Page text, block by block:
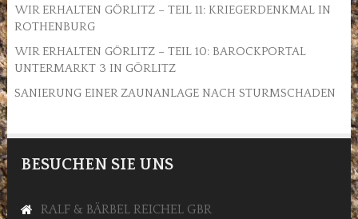
WIR ERHALTEN GÖRLITZ – TEIL 11: KRIEGERDENKMAL IN
ROTHENBURG
WIR ERHALTEN GÖRLITZ – TEIL 10: BAROCKPORTAL
UNTERMARKT 3 IN GÖRLITZ
SANIERUNG EINER ZAUNANLAGE NACH STURMSCHADEN
BESUCHEN SIE UNS
RALF & BÄRBEL REICHEL GBR